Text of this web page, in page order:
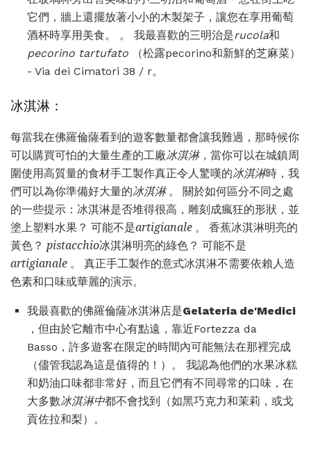
它們，牆上還擺放著小小的木製架子，讓您在享用葡萄
酒杯時享用美食。 。 我最喜歡的三明治是rucola和
pecorino tartufato （松露pecorino和新鮮的芝麻菜）
- Via dei Cimatori 38 / r。
冰淇淋：
每當我在佛羅倫薩看到的遊客數量都會讓我難過，那時候你
可以購買可怕的大量生產的工廠冰淇淋， 當你可以在城鎮周
圍使用高質量的食材手工製作真正令人驚嘆的冰淇淋時，我
們可以為你準備好大量的冰淇淋。 關於如何區分不同之處
的一些提示：冰淇淋是否堆得很高，雕刻成瘋狂的形狀，並
塗上塑料水果？ 可能不是artigianale 。 香蕉冰淇淋明亮的
黃色？ pistacchio冰淇淋明亮的綠色？ 可能不是
artigianale 。 真正手工製作的意式冰淇淋不需要依賴人造
色素和口味或華麗的演示。
我最喜歡的佛羅倫薩冰淇淋店是Gelateria de'Medici
，但由於它離市中心有點遠，靠近Fortezza da
Basso，許多遊客在限定的時間內可能無法在那裡完成
（儘管我認為這是值得的！）。 我認為他們的水果冰糕
和奶油口味都非常好，而且它們有不同尋常的口味，在
大多數冰淇淋中都不會找到（如黑巧克力和茉莉，或戈
貢佐拉和梨）。